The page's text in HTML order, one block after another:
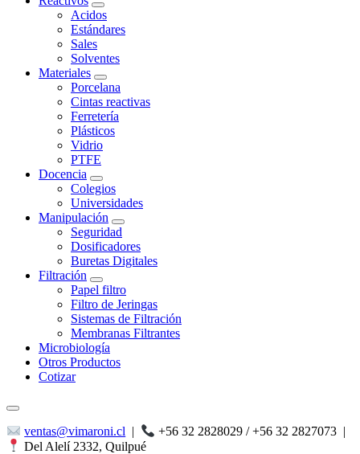
Acidos
Estándares
Sales
Solventes
Materiales
Porcelana
Cintas reactivas
Ferretería
Plásticos
Vidrio
PTFE
Docencia
Colegios
Universidades
Manipulación
Seguridad
Dosificadores
Buretas Digitales
Filtración
Papel filtro
Filtro de Jeringas
Sistemas de Filtración
Membranas Filtrantes
Microbiología
Otros Productos
Cotizar
ventas@vimaroni.cl | +56 32 2828029 / +56 32 2827073 |
Del Alelí 2332, Quilpué